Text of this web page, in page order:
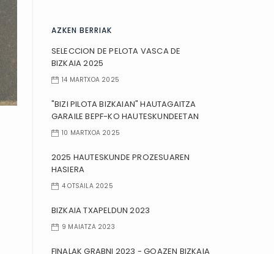
AZKEN BERRIAK
SELECCION DE PELOTA VASCA DE
BIZKAIA 2025
14 MARTXOA 2025
"BIZI PILOTA BIZKAIAN" HAUTAGAITZA
GARAILE BEPF-KO HAUTESKUNDEETAN
10 MARTXOA 2025
2025 HAUTESKUNDE PROZESUAREN
HASIERA
4 OTSAILA 2025
BIZKAIA TXAPELDUN 2023
9 MAIATZA 2023
FINALAK GRABNI 2023 - GOAZEN BIZKAIA